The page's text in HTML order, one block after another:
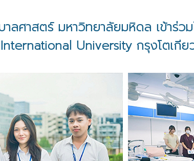
าสตร์ มหาวิทยาลัยมหิดล เข้าร่วม
University กรุงโตเกี